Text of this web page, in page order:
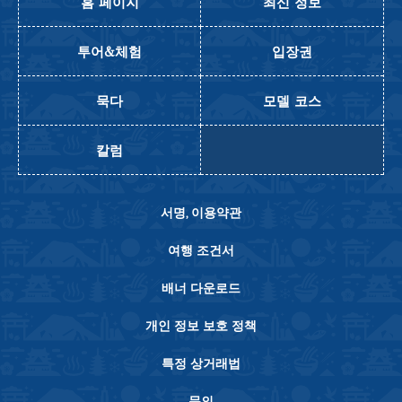
투어&체험 입장권
묵다 모델 코스
칼럼
서명, 이용약관
여행 조건서
배너 다운로드
개인 정보 보호 정책
특정 상거래법